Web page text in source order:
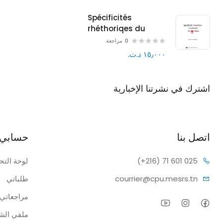
Spécificités
rhéthoriqes du
discours 0 مراجعة
١٥٫٠٠٠ د.ت.‏
اشترك في نشرتنا الإخبارية
اتصل بنا
(+216) 71 601 025
courrier@cpu.mesrs.tn
حسابي
لوحة
طلباتي
مراجعاتي
ملفي